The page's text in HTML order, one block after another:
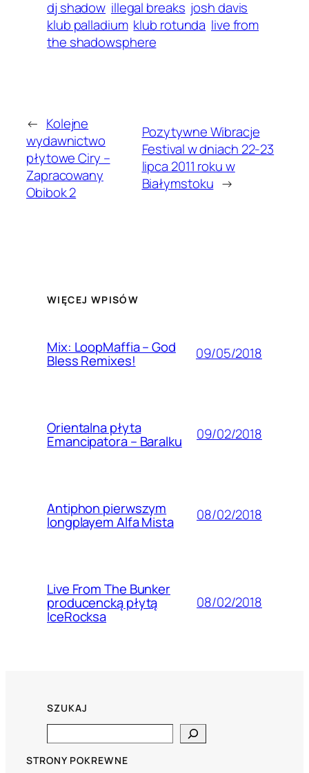
dj shadow illegal breaks josh davis
klub palladium klub rotunda live from
the shadowsphere
← Kolejne
wydawnictwo
płytowe Ciry –
Zapracowany
Obibok 2
Pozytywne Wibracje
Festival w dniach 22-23
lipca 2011 roku w
Białymstoku →
WIĘCEJ WPISÓW
Mix: LoopMaffia – God
Bless Remixes! 09/05/2018
Orientalna płyta
Emancipatora – Baralku 09/02/2018
Antiphon pierwszym
longplayem Alfa Mista 08/02/2018
Live From The Bunker
producencką płytą
IceRocksa
08/02/2018
SZUKAJ
STRONY POKREWNE